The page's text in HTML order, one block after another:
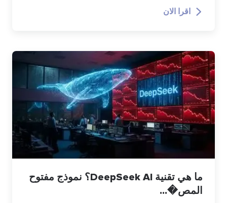
اقرا الان
ما هي تقنية DeepSeek AI؟ نموذج مفتوح
المص�...